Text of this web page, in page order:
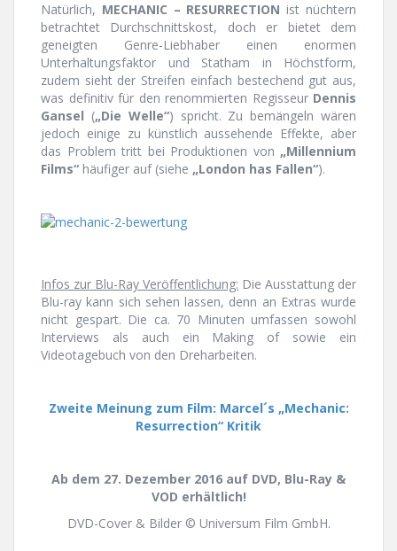
Natürlich, MECHANIC – RESURRECTION ist nüchtern
betrachtet Durchschnittskost, doch er bietet dem
geneigten Genre-Liebhaber einen enormen
Unterhaltungsfaktor und Statham in Höchstform,
zudem sieht der Streifen einfach bestechend gut aus,
was definitiv für den renommierten Regisseur Dennis
Gansel („Die Welle“) spricht. Zu bemängeln wären
jedoch einige zu künstlich aussehende Effekte, aber
das Problem tritt bei Produktionen von „Millennium
Films“ häufiger auf (siehe „London has Fallen“).
Infos zur Blu-Ray Veröffentlichung: Die Ausstattung der
Blu-ray kann sich sehen lassen, denn an Extras wurde
nicht gespart. Die ca. 70 Minuten umfassen sowohl
Interviews als auch ein Making of sowie ein
Videotagebuch von den Dreharbeiten.
Zweite Meinung zum Film: Marcel´s „Mechanic:
Resurrection“ Kritik
Ab dem 27. Dezember 2016 auf DVD, Blu-Ray &
VOD erhältlich!
DVD-Cover & Bilder © Universum Film GmbH.